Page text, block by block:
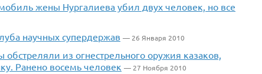
жены Нургалиева убил двух человек, но все
научных супердержав — 26 Января 2010
из огнестрельного оружия казаков,
Ранено восемь человек — 27 Ноября 2010